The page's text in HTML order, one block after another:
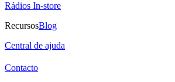
Rádios In-store
RecursosBlog
Central de ajuda
Contacto